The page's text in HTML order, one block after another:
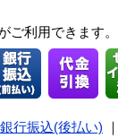
ご利用できます。
銀行振込(後払い)